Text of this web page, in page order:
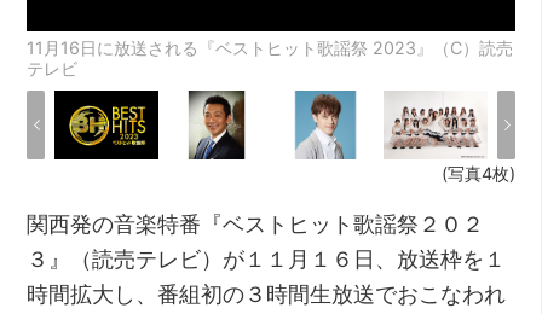
11月16日に放送される『ベストヒット歌謡祭 2023』（C）読売
テレビ
(写真4枚)
関西発の音楽特番『ベストヒット歌謡祭２０２
３』（読売テレビ）が１１月１６日、放送枠を１
時間拡大し、番組初の３時間生放送でおこなわれ